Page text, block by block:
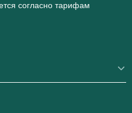
согласно тарифам